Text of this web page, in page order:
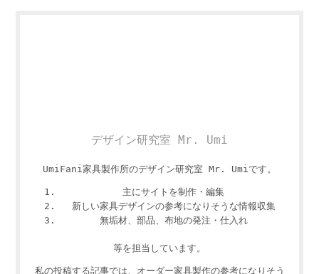
デザイン研究室 Mr. Umi
UmiFani家具製作所のデザイン研究室 Mr. Umiです。
主にサイトを制作・編集
新しい家具デザインの参考になりそうな情報収集
無垢材、部品、布地の発注・仕入れ
等を担当しています。
私の投稿する記事では、オーダー家具製作の参考になりそう